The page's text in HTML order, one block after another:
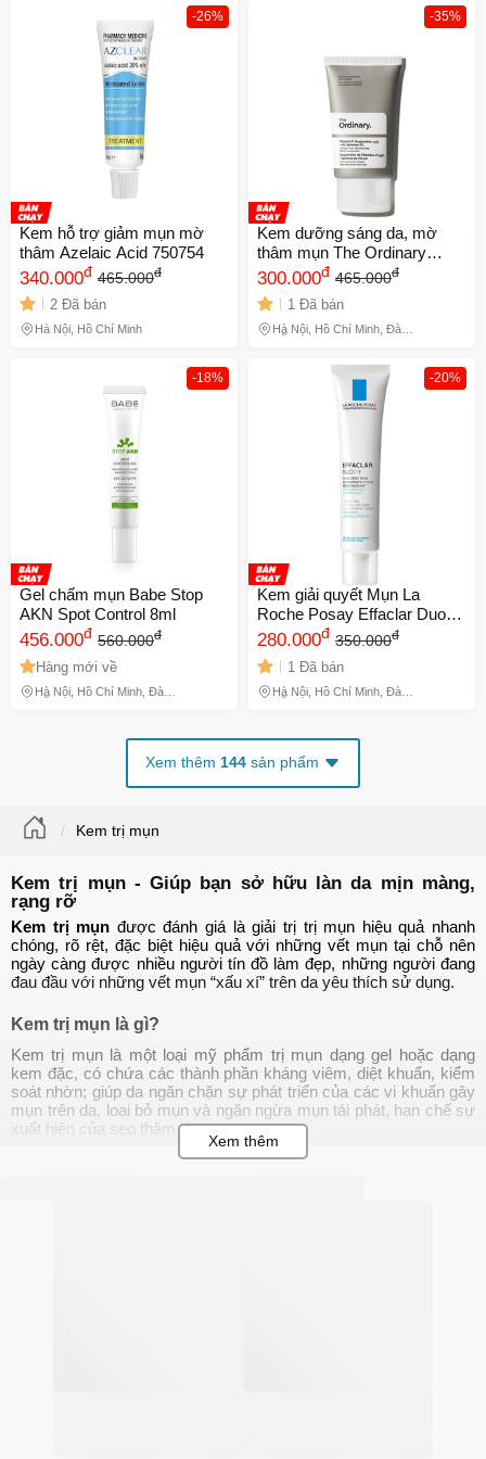
-26%
Kem hỗ trợ giảm mụn mờ
thâm Azelaic Acid 750754
340.000đ 465.000đ
2 Đã bán
Hà Nội, Hồ Chí Minh
-35%
Kem dưỡng sáng da, mờ
thâm mụn The Ordinary
Vitamin C Suspension 23%
HA Spheres 2% 30ml 718416
300.000đ 465.000đ
1 Đã bán
Hà Nội, Hồ Chí Minh, Đà
-18%
Gel chấm mụn Babe Stop
AKN Spot Control 8ml
456.000đ 560.000đ
Hàng mới về
Hà Nội, Hồ Chí Minh, Đà
-20%
Kem giải quyết Mụn La
Roche Posay Effaclar Duo+
40ml
280.000đ 350.000đ
1 Đã bán
Hà Nội, Hồ Chí Minh, Đà
Xem thêm 144 sản phẩm
Kem trị mụn
Kem trị mụn - Giúp bạn sở hữu làn da mịn màng,
rạng rỡ
Kem trị mụn được đánh giá là giải trị trị mụn hiệu quả nhanh
chóng, rõ rệt, đặc biệt hiệu quả với những vết mụn tại chỗ nên
ngày càng được nhiều người tín đồ làm đẹp, những người đang
đau đầu với những vết mụn “xấu xí” trên da yêu thích sử dụng.
Kem trị mụn là gì?
Kem trị mụn là một loại mỹ phẩm trị mụn dạng gel hoặc dạng
kem đặc, có chứa các thành phần kháng viêm, diệt khuẩn, kiểm
soát nhờn; giúp da ngăn chặn sự phát triển của các vi khuẩn gây
mụn trên da, loại bỏ mụn và ngăn ngừa mụn tái phát, hạn chế sự
xuất hiện của sẹo thâm do mụn.